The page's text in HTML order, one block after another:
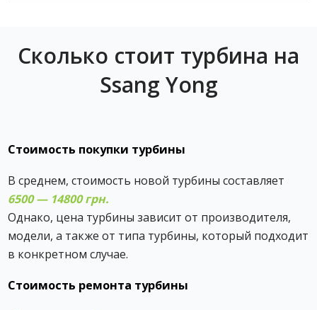
Сколько стоит турбина на
Ssang Yong
Стоимость покупки турбины
В среднем, стоимость новой турбины составляет ‎
6500 — 14800 грн.
Однако, цена турбины зависит от производителя,
модели, а также от типа турбины, который подходит
в конкретном случае.
Стоимость ремонта турбины